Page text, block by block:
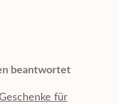
beantwortet
für